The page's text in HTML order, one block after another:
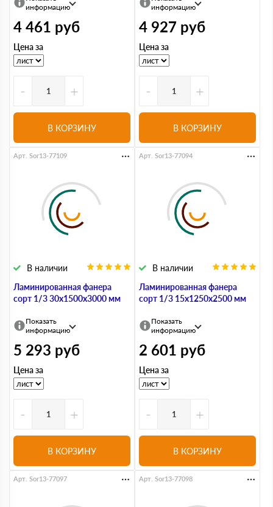
информацию
4 461 руб
Цена за
- +
В КОРЗИНУ
информацию
4 927 руб
Цена за
- +
В КОРЗИНУ
Ламинированная фанера
сорт 1/3 30х1500х3000 мм
В наличии
Арт. Sor13-77109
Показать
информацию
5 293 руб
Цена за
- +
В КОРЗИНУ
Ламинированная фанера
сорт 1/3 15х1250х2500 мм
В наличии
Арт. Sor13-77094
Показать
информацию
2 601 руб
Цена за
- +
В КОРЗИНУ
Арт. Sor13-77097 Арт. Sor13-77098